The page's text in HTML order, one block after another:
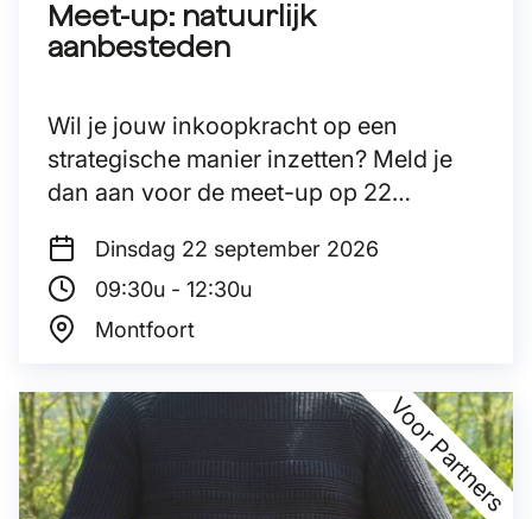
Meet-up: natuurlijk
aanbesteden
Wil je jouw inkoopkracht op een
strategische manier inzetten? Meld je
dan aan voor de meet-up op 22
programma over natuurlijk aanbesteden
vorm te geven.
Dinsdag 22 september 2026
09:30u - 12:30u
Montfoort
Voor Partners